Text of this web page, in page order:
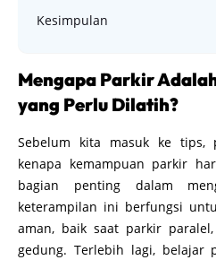
Kesimpulan
Mengapa Parkir
yang Perlu Dilatih?
Sebelum kita masuk ke tips,
kenapa kemampuan parkir
bagian penting dalam
keterampilan ini berfungsi
aman, baik saat parkir
gedung. Terlebih lagi, belajar